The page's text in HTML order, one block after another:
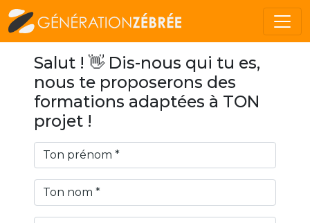
Salut ! 👋 Dis-nous qui tu es,
nous te proposerons des
formations adaptées à TON
projet !